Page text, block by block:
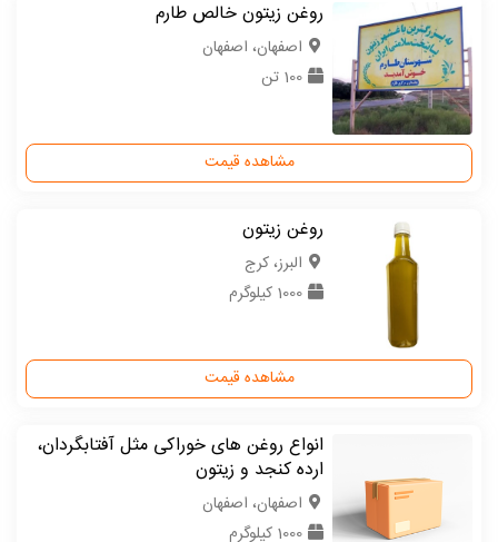
روغن زیتون خالص طارم
اصفهان، اصفهان
100 تن
مشاهده قیمت
روغن زیتون
البرز، کرج
1000 کیلوگرم
مشاهده قیمت
انواع روغن های خوراکی مثل آفتابگردان،
ارده کنجد و زیتون
اصفهان، اصفهان
1000 کیلوگرم